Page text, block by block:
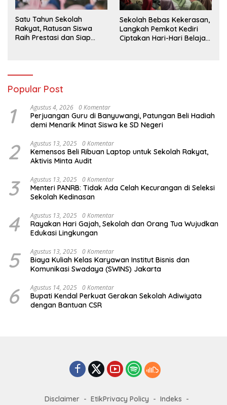
Satu Tahun Sekolah
Rakyat, Ratusan Siswa
Raih Prestasi dan Siap
Sekolah Bebas Kekerasan,
Langkah Pemkot Kediri
Ciptakan Hari-Hari Belajar
Popular Post
1 Agustus 4, 2026 0 Komentar
Perjuangan Guru di Banyuwangi, Patungan Beli Hadiah
demi Menarik Minat Siswa ke SD Negeri
2 Agustus 13, 2025 0 Komentar
Kemensos Beli Ribuan Laptop untuk Sekolah Rakyat,
Aktivis Minta Audit
3 Agustus 13, 2025 0 Komentar
Menteri PANRB: Tidak Ada Celah Kecurangan di Seleksi
Sekolah Kedinasan
4 Agustus 13, 2025 0 Komentar
Rayakan Hari Gajah, Sekolah dan Orang Tua Wujudkan
Edukasi Lingkungan
5 Agustus 13, 2025 0 Komentar
Biaya Kuliah Kelas Karyawan Institut Bisnis dan
Komunikasi Swadaya (SWINS) Jakarta
6 Agustus 14, 2025 0 Komentar
Bupati Kendal Perkuat Gerakan Sekolah Adiwiyata
dengan Bantuan CSR
Disclaimer EtikPrivacy Policy Indeks